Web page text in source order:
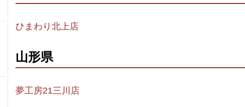
ひまわり北上店
山形県
夢工房21三川店